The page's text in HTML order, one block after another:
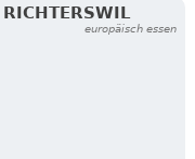
europäisch essen